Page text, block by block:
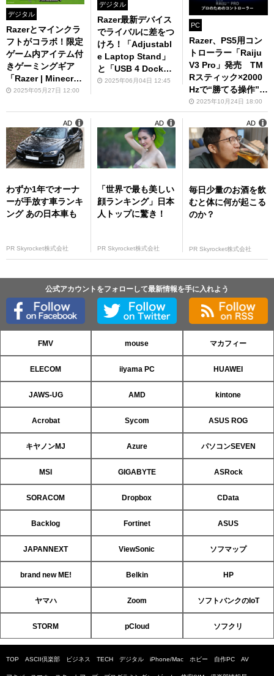
デジタル
Razerとマインクラ
フトがコラボ！限定
ゲーム内アイテム付
きゲーミングギア
「Razer | Minecraft
コレクション」予約
2025年05月27日 12:00
デジタル
Razer最新デバイス
でライバルに差をつ
けろ！「Adjustabl
e Laptop Stand」
と「USB 4 Dock」
6月6日発売へ
2025年06月04日 12:45
PC
Razer、PS5用コン
トローラー「Raiju
V3 Pro」発売 TM
Rスティック×2000
Hzで“勝てる操作”を
実現2025年10月24日 18:00
わずか1年でオーナ
ーが手放す車ランキ
ング あの日本車も
PR Skyrocket株式会社
AD
「世界で最も美しい
顔ランキング」日本
人トップに驚き！
PR Skyrocket株式会社
AD
毎日少量のお酒を飲
むと体に何が起こる
のか？
PR Skyrocket株式会社
AD
公式アカウントをフォローして最新情報を手に入れよう
FMV mouse マカフィー
ELECOM iiyama PC HUAWEI
JAWS-UG AMD kintone
Acrobat Sycom ASUS ROG
キヤノンMJ Azure パソコンSEVEN
MSI GIGABYTE ASRock
SORACOM Dropbox CData
Backlog Fortinet ASUS
JAPANNEXT ViewSonic ソフマップ
brand new ME! Belkin HP
ヤマハ Zoom ソフトバンクのIoT
STORM pCloud ソフクリ
TOP ASCII倶楽部 ビジネス TECH デジタル iPhone/Mac ホビー 自作PC AV